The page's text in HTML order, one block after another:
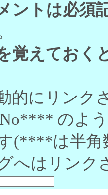
ントは必須
覚えておく
的にリンク
のよ
(****は半角
へはリンク